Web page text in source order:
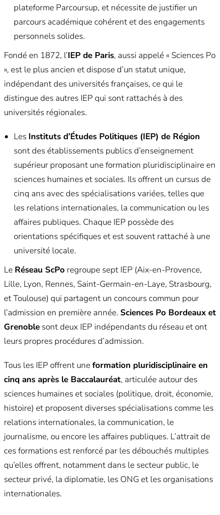
plateforme Parcoursup, et nécessite de justifier un
parcours académique cohérent et des engagements
personnels solides.
Fondé en 1872, l’IEP de Paris, aussi appelé « Sciences Po
», est le plus ancien et dispose d’un statut unique,
indépendant des universités françaises, ce qui le
distingue des autres IEP qui sont rattachés à des
universités régionales.
Les Instituts d’Études Politiques (IEP) de Région
sont des établissements publics d’enseignement
supérieur proposant une formation pluridisciplinaire en
sciences humaines et sociales. Ils offrent un cursus de
cinq ans avec des spécialisations variées, telles que
les relations internationales, la communication ou les
affaires publiques. Chaque IEP possède des
orientations spécifiques et est souvent rattaché à une
université locale.
Le Réseau ScPoregroupe sept IEP (Aix-en-Provence,
Lille, Lyon, Rennes, Saint-Germain-en-Laye, Strasbourg,
et Toulouse) qui partagent un concours commun pour
l’admission en première année. Sciences Po Bordeaux et
Grenoblesont deux IEP indépendants du réseau et ont
leurs propres procédures d’admission.
Tous les IEP offrent uneformation pluridisciplinaire en
cinq ans après le Baccalauréat, articulée autour des
sciences humaines et sociales (politique, droit, économie,
histoire) et proposent diverses spécialisations comme les
relations internationales, la communication, le
journalisme, ou encore les affaires publiques. L’attrait de
ces formations est renforcé par les débouchés multiples
qu’elles offrent, notamment dans le secteur public, le
secteur privé, la diplomatie, les ONG et les organisations
internationales.